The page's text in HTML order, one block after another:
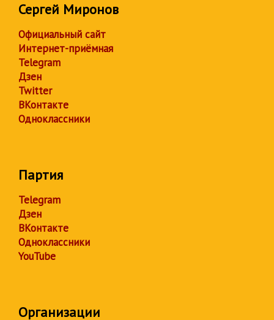
Сергей Миронов
Официальный сайт
Интернет-приёмная
Telegram
Дзен
Twitter
ВКонтакте
Одноклассники
Партия
Telegram
Дзен
ВКонтакте
Одноклассники
YouTube
Организации